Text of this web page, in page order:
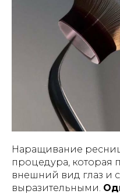
Наращивание
процедура, которая
внешний вид глаз и
выразительными.